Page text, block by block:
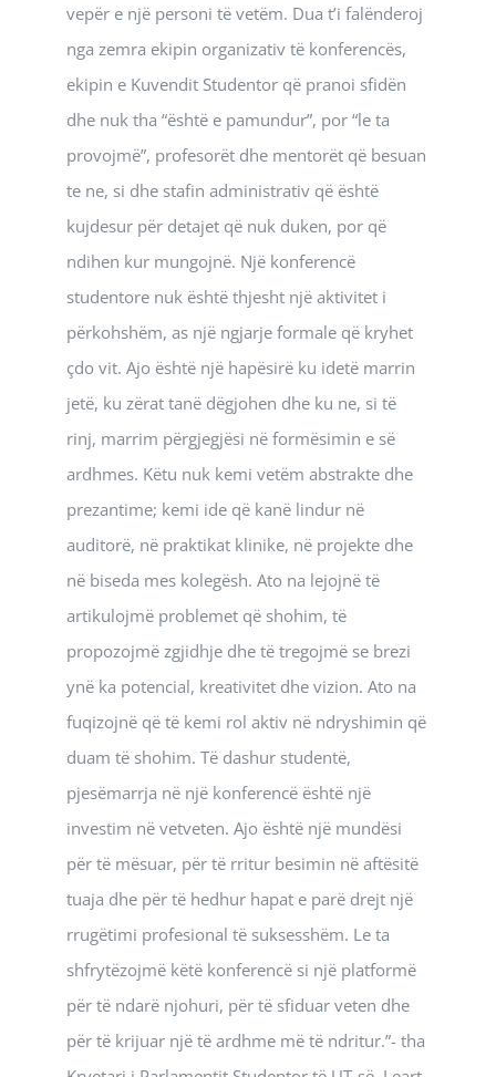
vepër e një personi të vetëm. Dua t’i falënderoj
nga zemra ekipin organizativ të konferencës,
ekipin e Kuvendit Studentor që pranoi sfidën
dhe nuk tha “është e pamundur”, por “le ta
provojmë”, profesorët dhe mentorët që besuan
te ne, si dhe stafin administrativ që është
kujdesur për detajet që nuk duken, por që
ndihen kur mungojnë. Një konferencë
studentore nuk është thjesht një aktivitet i
përkohshëm, as një ngjarje formale që kryhet
çdo vit. Ajo është një hapësirë ku idetë marrin
jetë, ku zërat tanë dëgjohen dhe ku ne, si të
rinj, marrim përgjegjësi në formësimin e së
ardhmes. Këtu nuk kemi vetëm abstrakte dhe
prezantime; kemi ide që kanë lindur në
auditorë, në praktikat klinike, në projekte dhe
në biseda mes kolegësh. Ato na lejojnë të
artikulojmë problemet që shohim, të
propozojmë zgjidhje dhe të tregojmë se brezi
ynë ka potencial, kreativitet dhe vizion. Ato na
fuqizojnë që të kemi rol aktiv në ndryshimin që
duam të shohim. Të dashur studentë,
pjesëmarrja në një konferencë është një
investim në vetveten. Ajo është një mundësi
për të mësuar, për të rritur besimin në aftësitë
tuaja dhe për të hedhur hapat e parë drejt një
rrugëtimi profesional të suksesshëm. Le ta
shfrytëzojmë këtë konferencë si një platformë
për të ndarë njohuri, për të sfiduar veten dhe
për të krijuar një të ardhme më të ndritur.”- tha